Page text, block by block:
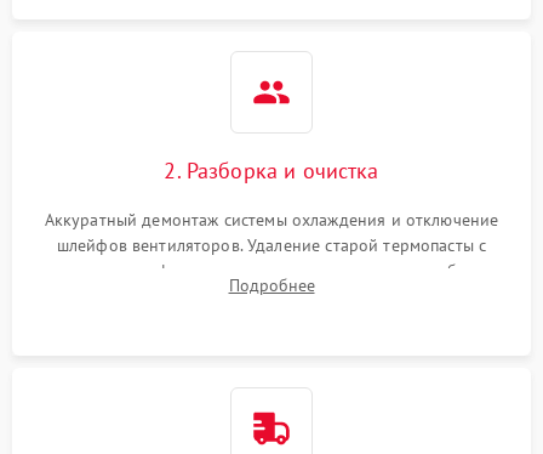
2. Разборка и очистка
Аккуратный демонтаж системы охлаждения и отключение
шлейфов вентиляторов. Удаление старой термопасты с
кристалла графического чипа и термопрокладок с банок
памяти и зоны VRM. Очистка платы от пыли и окислов.
Подробнее